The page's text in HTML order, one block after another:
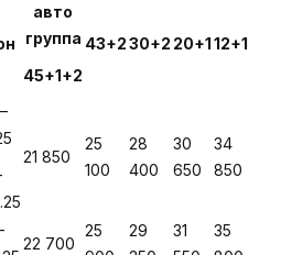
авто
группа
45+1+2
43+230+2 20+1 12+1
21 850
25
100
28
400
30
650
34
850
22 700
25
29
31
35